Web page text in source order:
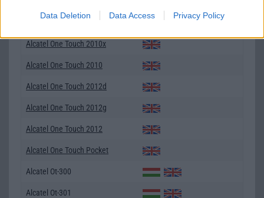
Data Deletion Data Access Privacy Policy
Alcatel One Touch 2010g
Alcatel One Touch 2010x
Alcatel One Touch 2010
Alcatel One Touch 2012d
Alcatel One Touch 2012g
Alcatel One Touch 2012
Alcatel One Touch Pocket
Alcatel Ot-300
Alcatel Ot-301